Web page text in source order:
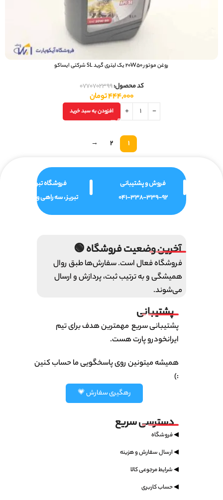
روغن موتور 20W50 یک لیتری گرید SL شرکتی ایساکو
کد محصول:0770702399
444,000تومان
افزودن به سبد خرید
1
2
→
فروش و پشتیبانی
041-338-339-92
فروشگاه تبریز
تبریز ، سه راهی ولیعصر
آخرین وضعیت فروشگاه 🟢
فروشگاه فعال است. سفارش‌ها طبق روال
همیشگی و به ترتیب ثبت، پردازش و ارسال
می‌شوند.
پشتیبانی
پشتیبانی سریع مهمترین هدف برای تیم
ایرانخودرو پارت هست.
همیشه میتونین روی پاسخگویی ما حساب کنین
:)
رهگیری سفارش 💗
دسترسی سریع
◀ فروشگاه
◀ ارسال سفارش و هزینه
◀ شرایط مرجوعی کالا
◀ حساب کاربری